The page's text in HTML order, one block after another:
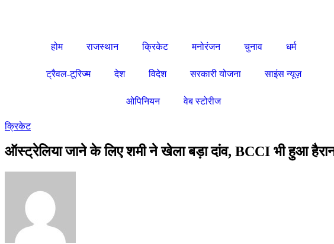
होम राजस्थान क्रिकेट मनोरंजन चुनाव धर्म
ट्रैवल-टूरिज्म देश विदेश सरकारी योजना साइंस न्यूज़
ओपिनियन वेब स्टोरीज
क्रिकेट
ऑस्ट्रेलिया जाने के लिए शमी ने खेला बड़ा दांव, BCCI भी हुआ